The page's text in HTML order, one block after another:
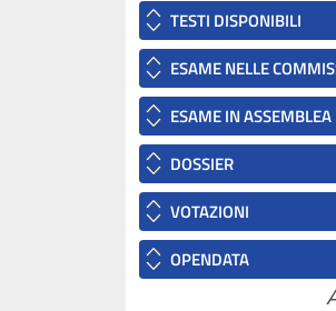
TESTI DISPONIBILI
ESAME NELLE
ESAME IN ASSEMBLEA
DOSSIER
VOTAZIONI
OPENDATA